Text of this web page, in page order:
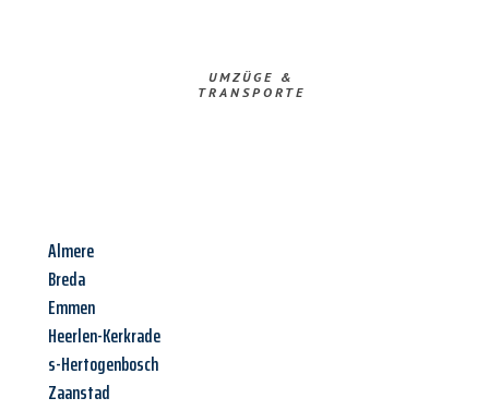
UMZÜGE &
TRANSPORTE
Almere
Breda
Emmen
Heerlen-Kerkrade
s-Hertogenbosch
Zaanstad